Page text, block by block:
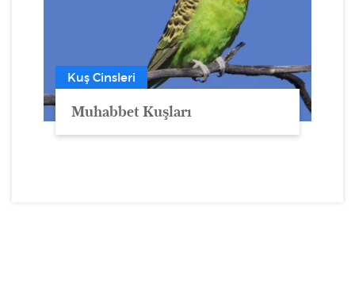
Kuş Cinsleri
Muhabbet Kuşları